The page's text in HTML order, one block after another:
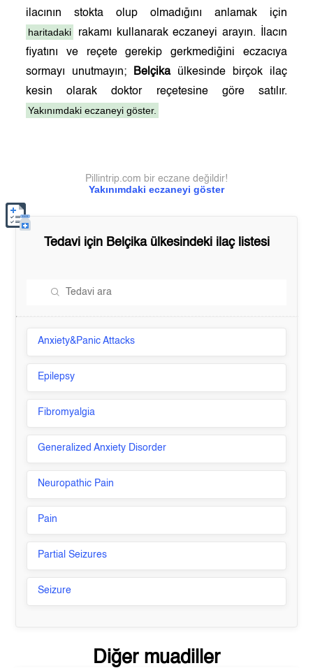
ilacının stokta olup olmadığını anlamak için
haritadaki
rakamı kullanarak eczaneyi arayın. İlacın
fiyatını ve reçete gerekip gerkmediğini eczacıya
sormayı unutmayın;
Belçikaülkesinde birçok ilaç
kesin olarak doktor reçetesine göre satılır.
Yakınımdaki eczaneyi göster.
Yakınımdaki eczaneyi göster
Pillintrip.com bir eczane değildir!
Tedavi için Belçikaülkesindeki ilaç listesi
Anxiety&Panic Attacks
Epilepsy
Fibromyalgia
Generalized Anxiety Disorder
Neuropathic Pain
Pain
Partial Seizures
Seizure
Diğer muadiller